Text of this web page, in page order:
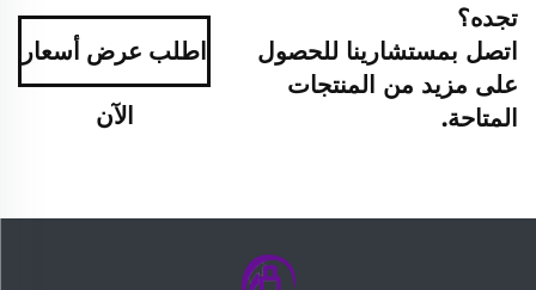
تجده؟
اتصل بمستشارينا للحصول
على مزيد من المنتجات
المتاحة.
اطلب عرض أسعار
الآن